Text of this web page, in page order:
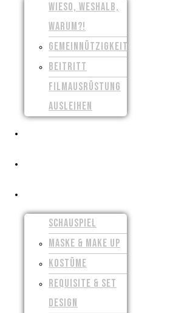
WIESO, WESHALB,
WARUM?!
GEMEINNÜTZIGKEIT
BEITRITT
FILMAUSRÜSTUNG
AUSLEIHEN
SCHAUSPIEL
MASKE & MAKE UP
KOSTÜME
REQUISITE & SET
DESIGN